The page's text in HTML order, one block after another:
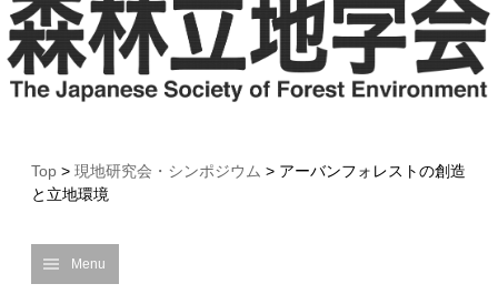
Top > 現地研究会・シンポジウム > アーバンフォレストの創造
と立地環境
Menu